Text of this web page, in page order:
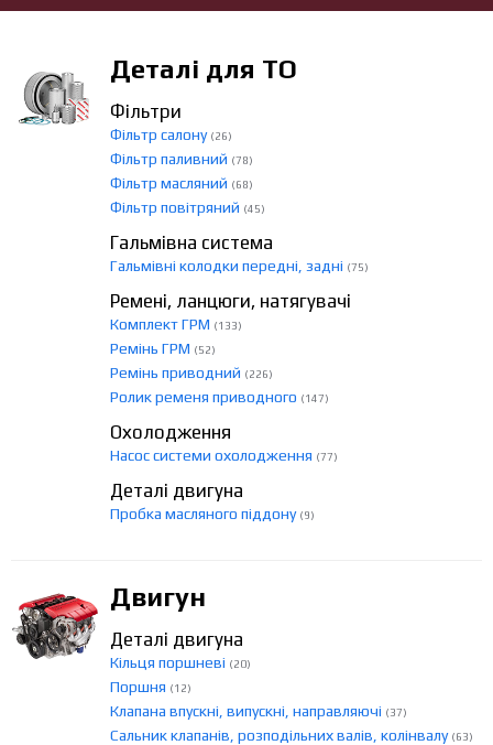
Деталі для ТО
Фільтри
Фільтр салону (26)
Фільтр паливний (78)
Фільтр масляний (68)
Фільтр повітряний (45)
Гальмівна система
Гальмівні колодки передні, задні (75)
Ремені, ланцюги, натягувачі
Комплект ГРМ (133)
Ремінь ГРМ (52)
Ремінь приводний (226)
Ролик ременя приводного (147)
Охолодження
Насос системи охолодження (77)
Деталі двигуна
Пробка масляного піддону (9)
Двигун
Деталі двигуна
Кільця поршневі (20)
Поршня (12)
Клапана впускні, випускні, направляючі (37)
Сальник клапанів, розподільних валів, колінвалу (63)